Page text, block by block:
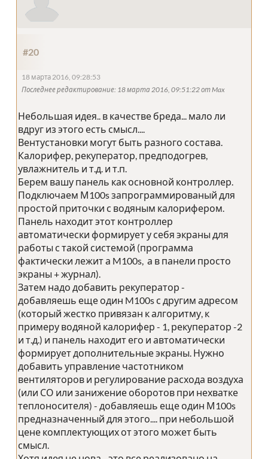
#20
18 марта 2016, 09:28:53
Последнее редактирование: 18 марта 2016, 09:51:22 от Max
Небольшая идея.. в качестве бреда... мало ли
вдруг из этого есть смысл....
Вентустановки могут быть разного состава.
Калорифер, рекуператор, предподогрев,
увлажнитель и т.д. и т.п.
Берем вашу панель как основной контроллер.
Подключаем М100s запрограммированый для
простой приточки с водяным калорифером.
Панель находит этот контроллер
автоматически формирует у себя экраны для
работы с такой системой (программа
фактически лежит а M100s, а в панели просто
экраны + журнал).
Затем надо добавить рекуператор -
добавляешь еще один M100s с другим адресом
(который жестко привязан к алгоритму, к
примеру водяной калорифер - 1, рекуператор -2
и т.д.) и панель находит его и автоматически
формирует дополнительные экраны. Нужно
добавить управление частотником
вентиляторов и регулирование расхода воздуха
(или СО или занижение оборотов при нехватке
теплоносителя) - добавляешь еще один М100s
предназначенный для этого.... при небольшой
цене комплектующих от этого может быть
смысл.